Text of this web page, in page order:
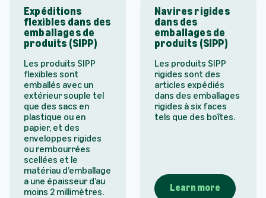
Expéditions
flexibles dans des
emballages de
produits (SIPP)
Les produits SIPP
flexibles sont
emballés avec un
extérieur souple tel
que des sacs en
plastique ou en
papier, et des
enveloppes rigides
ou rembourrées
scellées et le
matériau d’emballage
a une épaisseur d’au
moins 2 millimètres.
Navires rigides
dans des
emballages de
produits (SIPP)
Les produits SIPP
rigides sont des
articles expédiés
dans des emballages
rigides à six faces
tels que des boîtes.
Learn more